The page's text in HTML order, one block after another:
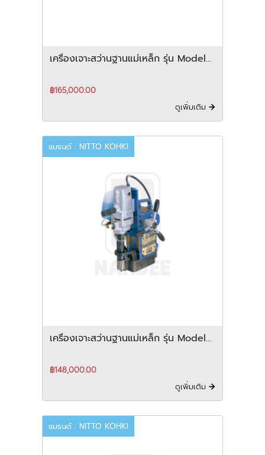
เครื่องเจาะสว่านฐานแม่เหล็ก รุ่น Model
฿165,000.00
ดูเพิ่มเติม
แบรนด์ : NITTO KOHKI
เครื่องเจาะสว่านฐานแม่เหล็ก รุ่น Model
฿148,000.00
ดูเพิ่มเติม
แบรนด์ : NITTO KOHKI